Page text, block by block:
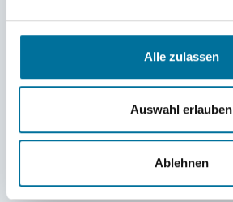
Alle zulassen
Auswahl erlauben
Ablehnen